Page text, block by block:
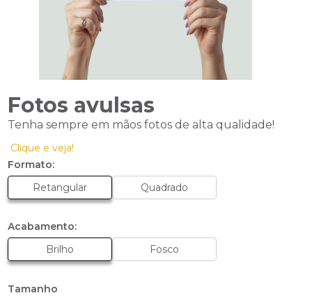
Fotos avulsas
Tenha sempre em mãos fotos de alta qualidade!
Clique e veja!
Formato:
Retangular
Quadrado
Acabamento:
Brilho
Fosco
Tamanho